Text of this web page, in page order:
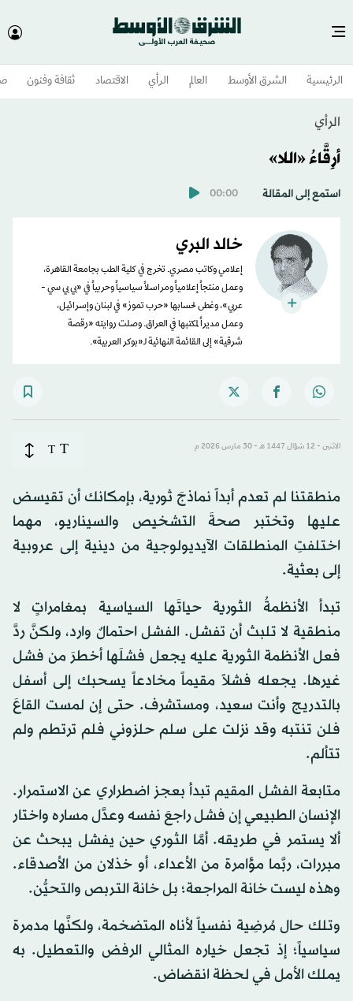
الرئيسية الشرق الأوسط​ العالم الرأي الاقتصاد ثقافة وفنون
الرأي
أرِقَّاءُ «اللا»
استمع إلى المقالة 00:00
خالد البري
إعلامي وكاتب مصري. تخرج في كلية الطب بجامعة القاهرة،
وعمل منتجاً إعلامياً ومراسلاً سياسياً وحربياً في «بي بي سي -
عربي»، وغطى لحسابها «حرب تموز» في لبنان وإسرائيل،
وعمل مديراً لمكتبها في العراق. وصلت روايته «رقصة
شرقية» إلى القائمة النهائية لـ«بوكر العربية».
الاثنين - 12 شوّال 1447 هـ - 30 مارس 2026 م T
T
منطقتنا لم تعدم أبداً نماذجَ ثورية، بإمكانك أن تقيسض
عليها وتختبر صحةَ التشخيص والسيناريو، مهما
اختلفتِ المنطلقات الآيديولوجية من دينية إلى عروبية
إلى بعثية.
تبدأ الأنظمةُ الثورية حياتَها السياسية بمغامراتٍ لا
منطقية لا تلبث أن تفشل. الفشل احتمالٌ وارد، ولكنَّ ردَّ
فعل الأنظمة الثورية عليه يجعل فشلَها أخطرَ من فشل
غيرها. يجعله فشلاً مقيماً مخادعاً يسحبك إلى أسفل
بالتدريج وأنت سعيد، ومستشرف. حتى إن لمست القاعَ
فلن تنتبه وقد نزلت على سلم حلزوني فلم ترتطم ولم
تتألم.
متابعة الفشل المقيم تبدأ بعجز اضطراري عن الاستمرار.
الإنسان الطبيعي إن فشل راجعَ نفسه وعدَّل مساره واختار
ألا يستمر في طريقه. أمَّا الثوري حين يفشل يبحث عن
مبررات، ربَّما مؤامرة من الأعداء، أو خذلان من الأصدقاء.
وهذه ليست خانة المراجعة؛ بل خانة التربص والتحيُّن.
وتلك حال مُرضِية نفسياً لأناه المتضخمة، ولكنَّها مدمرة
سياسياً؛ إذ تجعل خياره المثالي الرفض والتعطيل. به
يملك الأمل في لحظة انقضاض.